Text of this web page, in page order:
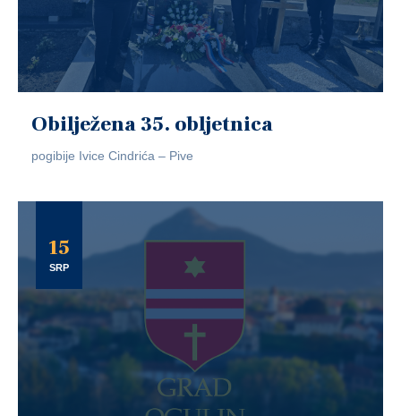
Obilježena 35. obljetnica
pogibije Ivice Cindrića – Pive
15
SRP